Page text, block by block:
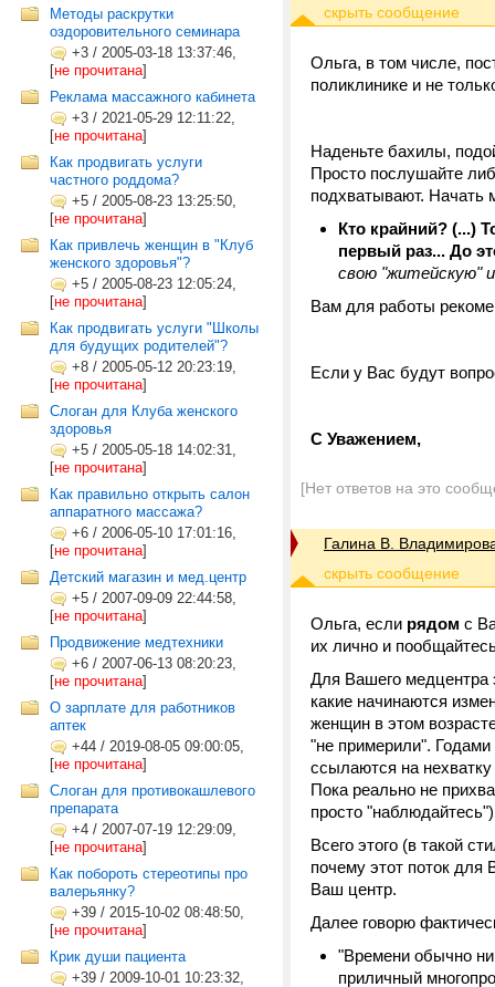
Методы раскрутки
оздоровительного семинара
+3 / 2005-03-18 13:37:46,
[не прочитана]
Реклама массажного кабинета
+3 / 2021-05-29 12:11:22,
[не прочитана]
Как продвигать услуги
частного роддома?
+5 / 2005-08-23 13:25:50,
[не прочитана]
Как привлечь женщин в "Клуб
женского здоровья"?
+5 / 2005-08-23 12:05:24,
[не прочитана]
Как продвигать услуги "Школы
для будущих родителей"?
+8 / 2005-05-12 20:23:19,
[не прочитана]
Слоган для Клуба женского
здоровья
+5 / 2005-05-18 14:02:31,
[не прочитана]
Как правильно открыть салон
аппаратного массажа?
+6 / 2006-05-10 17:01:16,
[не прочитана]
Детский магазин и мед.центр
+5 / 2007-09-09 22:44:58,
[не прочитана]
Продвижение медтехники
+6 / 2007-06-13 08:20:23,
[не прочитана]
О зарплате для работников
аптек
+44 / 2019-08-05 09:00:05,
[не прочитана]
Слоган для противокашлевого
препарата
+4 / 2007-07-19 12:29:09,
[не прочитана]
Как побороть стереотипы про
валерьянку?
+39 / 2015-10-02 08:48:50,
[не прочитана]
Крик души пациента
+39 / 2009-10-01 10:23:32,
Ольга, в том числе,
поликлинике и не
Наденьте бахилы,
Просто послушайте
подхватывают. Начать
Кто крайний? (...)
первый раз... До
свою "житейскую"
Вам для работы
Если у Вас будут
С Уважением,
[Нет ответов на это
Галина В.
Ольга, если рядом с
их лично и
Для Вашего медцентра
какие начинаются
женщин в этом
"не примерили".
ссылаются на нехватку
Пока реально не
просто
Всего этого (в такой
почему этот поток для
Ваш центр.
Далее говорю
"Времени обычно ни
приличный